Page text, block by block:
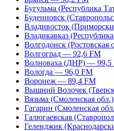
Бугульма (Республика
Буденновск
Владивосток
Владикавказ
Волгодонск
Волгоград — 92,6 FM
Волноваха (ДНР) — 99,5
Вологда — 96,0 FM
Воронеж — 89,4 FM
Вышний Волочек
Вязьма (Смоленская
Гагарин (Смоленская
Галюгаевская
Геленджик